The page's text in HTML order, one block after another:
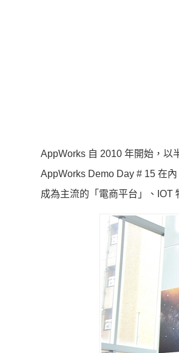
AppWorks 自 2010 年開始，以
AppWorks Demo Day # 15 在
成為主流的「電商平台」、IOT